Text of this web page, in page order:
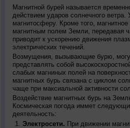
Магнитной бурей называется
действием ударов солнечного ветра.
магнитосферу. Кроме того,
магнитным полем Земли, передавая
приводит к ускорению движения
электрических течений.
Возмущения, вызывающие бурю,
представлять собой
слабых магниных полей на
магнитных бурь связана с циклом
чаще при максиальной активности
Воздействие магнитных бурь на
Космическая погода иммет
деятельность:
Электросети. При движении